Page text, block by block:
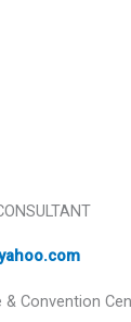
& Convention